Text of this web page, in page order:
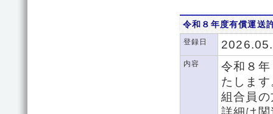
令和８年度有償運送
登録日
内容
令和８
たします
組合員